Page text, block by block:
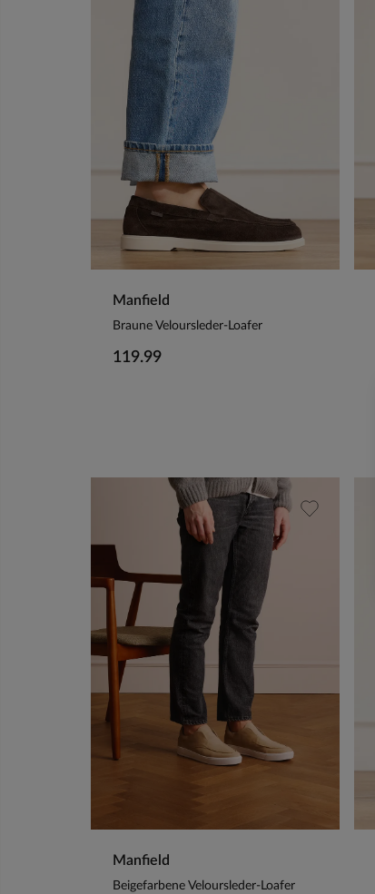
Manfield
Braune Veloursleder-Loafer
119.99
Manfield
Beigefarbene Veloursleder-Loafer